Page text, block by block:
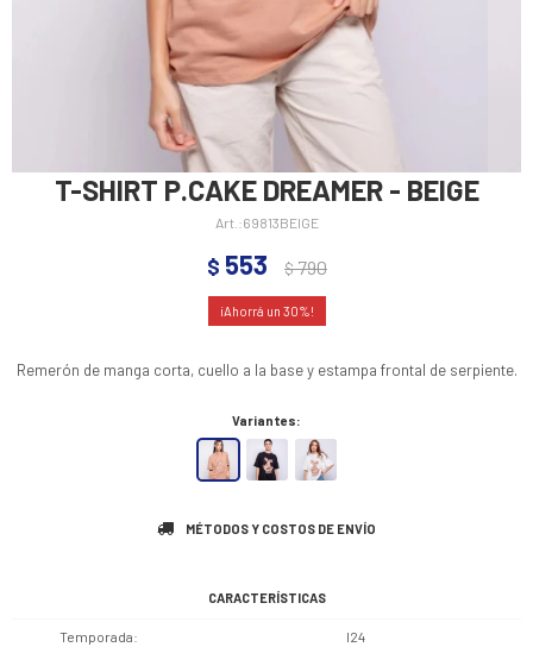
T-SHIRT P.CAKE DREAMER - BEIGE
69813BEIGE
$ 553 $790
30
Remerón de manga corta, cuello a la base y estampa frontal de serpiente.
Variantes:
MÉTODOS Y COSTOS DE ENVÍO
CARACTERÍSTICAS
Temporada I24